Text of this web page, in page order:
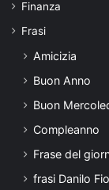
Finanza
Frasi
Amicizia
Buon Anno
Buon
Compleanno
Frase del
frasi Danilo